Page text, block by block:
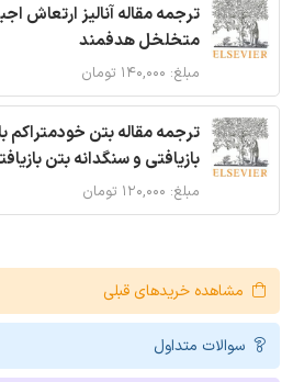
ترجمه مقاله آنالیز ارتعاش
متخلخل هدفمند
مبلغ: ۱۴۰,۰۰۰ تومان
ترجمه مقاله بتن خودمتراکم
بازیافتی و سنگدانه بتن
مبلغ: ۱۲۰,۰۰۰ تومان
مشاهده خریدهای قبلی
سوالات متداول